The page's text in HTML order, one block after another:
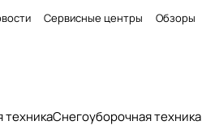
Сервисные центры Обзоры
техникаСнегоуборочная техника